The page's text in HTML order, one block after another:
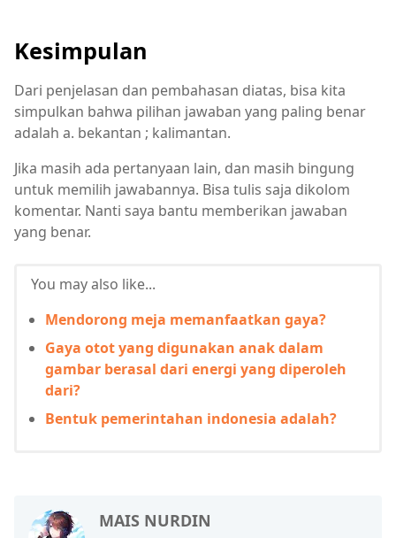
Kesimpulan
Dari penjelasan dan pembahasan diatas, bisa kita
simpulkan bahwa pilihan jawaban yang paling benar
adalah a. bekantan ; kalimantan.
Jika masih ada pertanyaan lain, dan masih bingung
untuk memilih jawabannya. Bisa tulis saja dikolom
komentar. Nanti saya bantu memberikan jawaban
yang benar.
You may also like...
Mendorong meja memanfaatkan gaya?
Gaya otot yang digunakan anak dalam
gambar berasal dari energi yang diperoleh
dari?
Bentuk pemerintahan indonesia adalah?
MAIS NURDIN